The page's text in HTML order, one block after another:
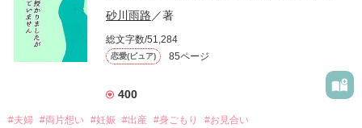
やむなく婚約者のふりを引き受ける美琴、しかし事態は思い
もよらない展開に。
あっという間に彼の妻としてマンションで一緒に暮らすこと
に……。
「少しだけ。こうしていると、仕事の疲れが一気に取れる」
拉致監禁の上、むりやり結婚したはずなのに、なぜか嫌われて
いないようで？？
推しが私に好意があるとか解釈違いなのでごめんあそばせ！
そんな転生強火オタクの推し救済劇。
砂川雨路 ／著
総文字数/51,284
恋愛(ピュア) 85ページ
400
#夫婦 #両片想い #妊娠 #出産 #身ごもり #お見合い